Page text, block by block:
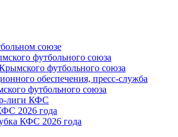
союзе
футбольного союза
футбольного союза
обеспечения, пресс-служба
футбольного союза
лиги КФС
2026 года
КФС 2026 года